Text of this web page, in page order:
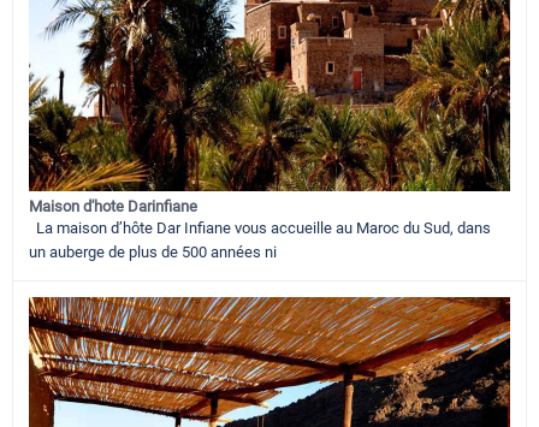
Maison d'hote Darinfiane
La maison d’hôte Dar Infiane vous accueille au Maroc du Sud, dans
un auberge de plus de 500 années ni